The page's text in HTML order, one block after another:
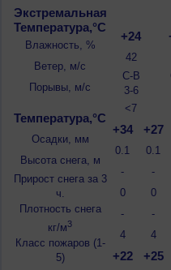
Экстремальная
Температура,°C
Влажность, %
Ветер, м/с
Порывы, м/с
Температура,°C
Осадки, мм
Высота снега, м
Прирост снега за 3
ч.
Плотность снега
кг/м3
Класс пожаров (1-
5)
+24
42
С-В
3-6
<7
+34
0.1
-
0
-
4
+27
0.1
-
0
-
4
+22 +25